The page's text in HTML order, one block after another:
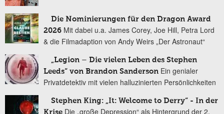
Die Nominierungen für den Dragon Award
2026 Mit dabei u.a. James Corey, Joe Hill, Petra Lord
& die Filmadaption von Andy Weirs „Der Astronaut“
„Legion – Die vielen Leben des Stephen
Leeds“ von Brandon Sanderson Ein genialer
Privatdetektiv mit vielen halluzinierten Persönlichkeiten
Stephen King: „It: Welcome to Derry“ - In der
Krise Die „große Depression“ als Hintergrund der 2.